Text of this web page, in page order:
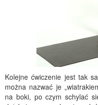
Kolejne ćwiczenie jest tak
można nazwać je
na boki, po czym schylać